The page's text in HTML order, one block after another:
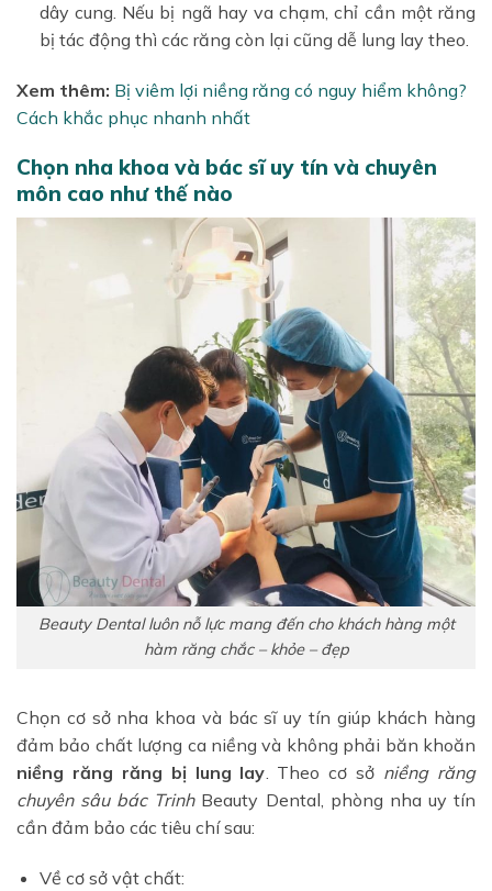
dây cung. Nếu bị ngã hay va chạm, chỉ cần một răng
bị tác động thì các răng còn lại cũng dễ lung lay theo.
Xem thêm: Bị viêm lợi niềng răng có nguy hiểm không?
Cách khắc phục nhanh nhất
Chọn nha khoa và bác sĩ uy tín và chuyên
môn cao như thế nào
Beauty Dental luôn nỗ lực mang đến cho khách hàng một
hàm răng chắc – khỏe – đẹp
Chọn cơ sở nha khoa và bác sĩ uy tín giúp khách hàng
đảm bảo chất lượng ca niềng và không phải băn khoăn
niềng răng răng bị lung lay. Theo cơ sở niềng răng
chuyên sâu bác TrinhBeauty Dental, phòng nha uy tín
cần đảm bảo các tiêu chí sau:
Về cơ sở vật chất: